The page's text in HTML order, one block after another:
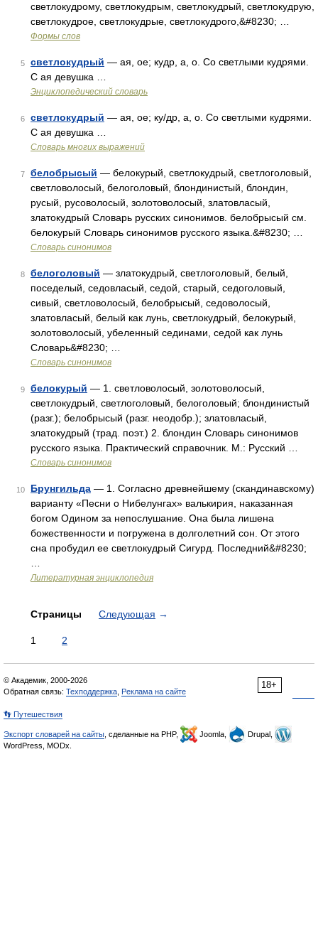
светлокудрому, светлокудрым, светлокудрый, светлокудрую,
светлокудрое, светлокудрые, светлокудрого,&#8230; …
Формы слов
5 светлокудрый — ая, ое; кудр, а, о. Со светлыми кудрями.
С ая девушка …
Энциклопедический словарь
6 светлокудрый — ая, ое; ку/др, а, о. Со светлыми кудрями.
С ая девушка …
Словарь многих выражений
7 белобрысый — белокурый, светлокудрый, светлоголовый,
светловолосый, белоголовый, блондинистый, блондин,
русый, русоволосый, золотоволосый, златовласый,
златокудрый Словарь русских синонимов. белобрысый см.
белокурый Словарь синонимов русского языка.&#8230; …
Словарь синонимов
8 белоголовый — златокудрый, светлоголовый, белый,
поседелый, седовласый, седой, старый, седоголовый,
сивый, светловолосый, белобрысый, седоволосый,
златовласый, белый как лунь, светлокудрый, белокурый,
золотоволосый, убеленный сединами, седой как лунь
Словарь&#8230; …
Словарь синонимов
9 белокурый — 1. светловолосый, золотоволосый,
светлокудрый, светлоголовый, белоголовый; блондинистый
(разг.); белобрысый (разг. неодобр.); златовласый,
златокудрый (трад. поэт.) 2. блондин Словарь синонимов
русского языка. Практический справочник. М.: Русский …
Словарь синонимов
10 Брунгильда — 1. Согласно древнейшему (скандинавскому)
варианту «Песни о Нибелунгах» валькирия, наказанная
богом Одином за непослушание. Она была лишена
божественности и погружена в долголетний сон. От этого
сна пробудил ее светлокудрый Сигурд. Последний&#8230;
Литературная энциклопедия
Страницы Следующая →
1 2
18+
© Академик, 2000-2026
Обратная связь: Техподдержка Реклама на сайте
👣 Путешествия
Экспорт словарей на сайты , сделанные на PHP, Joomla,
Drupal,
WordPress, MODx.